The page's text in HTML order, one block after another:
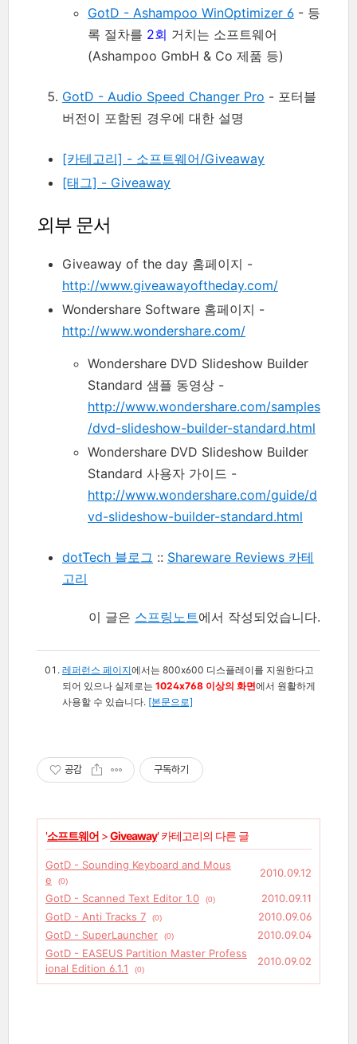
GotD - Ashampoo WinOptimizer 6 - 등
록 절차를 2회 거치는 소프트웨어
(Ashampoo GmbH & Co 제품 등)
GotD - Audio Speed Changer Pro - 포터블
버전이 포함된 경우에 대한 설명
[카테고리] - 소프트웨어/Giveaway
[태그] - Giveaway
외부 문서
Giveaway of the day 홈페이지 -
http://www.giveawayoftheday.com/
Wondershare Software 홈페이지 -
http://www.wondershare.com/
Wondershare DVD Slideshow Builder
Standard 샘플 동영상 -
http://www.wondershare.com/samples
/dvd-slideshow-builder-standard.html
Wondershare DVD Slideshow Builder
Standard 사용자 가이드 -
http://www.wondershare.com/guide/d
vd-slideshow-builder-standard.html
dotTech 블로그 :: Shareware Reviews 카테
고리
이 글은 스프링노트에서 작성되었습니다.
레퍼런스 페이지에서는 800x600 디스플레이를 지원한다고
되어 있으나 실제로는 1024x768 이상의 화면에서 원활하게
사용할 수 있습니다. [본문으로]
공감 구독하기
'소프트웨어 >Giveaway' 카테고리의 다른 글
GotD - Sounding Keyboard and Mous
e
(0)
2010.09.12
GotD - Scanned Text Editor 1.0
(0)
2010.09.11
GotD - Anti Tracks 7
(0)
2010.09.06
GotD - SuperLauncher
(0)
2010.09.04
GotD - EASEUS Partition Master Profess
ional Edition 6.1.1
(0)
2010.09.02